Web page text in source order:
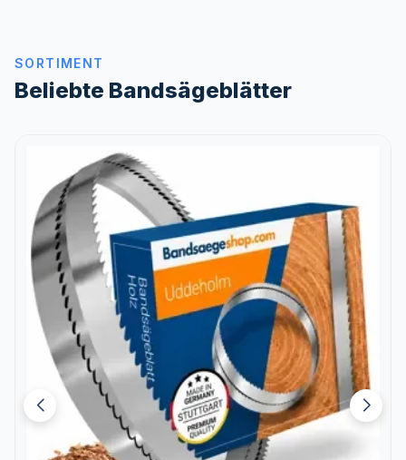
SORTIMENT
Beliebte Bandsägeblätter